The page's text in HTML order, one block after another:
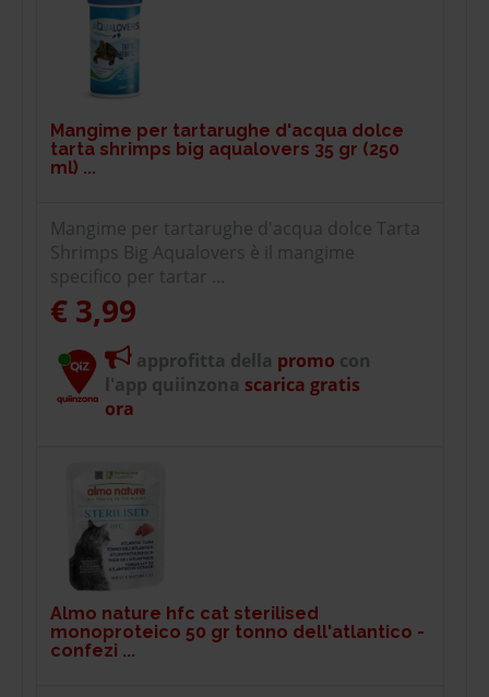
Mangime per tartarughe d'acqua dolce
tarta shrimps big aqualovers 35 gr (250
ml) ...
Mangime per tartarughe d'acqua dolce Tarta
Shrimps Big Aqualovers è il mangime
specifico per tartar ...
€ 3,99
approfitta della promo con
l'app quiinzona scarica gratis
ora
Almo nature hfc cat sterilised
monoproteico 50 gr tonno dell'atlantico -
confezi ...